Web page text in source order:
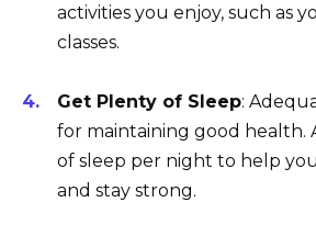
activities you enjoy, such as
classes.
Get Plenty of Sleep:
for maintaining good health.
of sleep per night to help
and stay strong.